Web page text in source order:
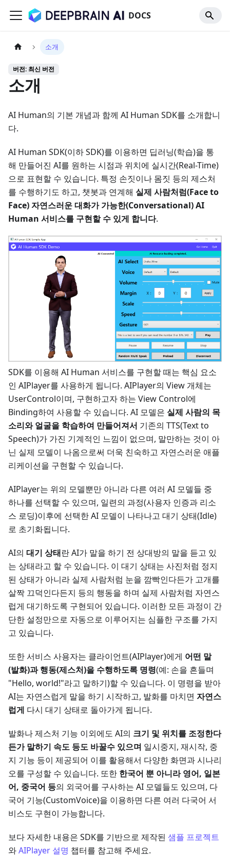
DOCS
소개
버전: 최신 버전
소개
AI Human의 기본 개념과 함께 AI Human SDK를 소개합니
다.
AI Human SDK(이하 SDK)를 이용하면 딥러닝(학습)을 통
해 만들어진 AI를 원하는 시점과 위치에 실시간(Real-Time)
으로 표현할 수 있습니다. 특정 손짓이나 몸짓 등의 제스처
를 수행하기도 하고, 챗봇과 연계해 실제 사람처럼(Face to
Face) 자연스러운 대화가 가능한(Conversational) AI
Human 서비스를 구현할 수 있게 합니다.
SDK를 이용해 AI Human 서비스를 구현할 때는 핵심 요소
인 AIPlayer를 사용하게 됩니다. AIPlayer의 View 개체는
UserControl이며, 구현하고자 하는 View Control에
Binding하여 사용할 수 있습니다. AI 모델은 실제 사람의 목
소리와 얼굴을 학습하여 만들어져서 기존의 TTS(Text to
Speech)가 가진 기계적인 느낌이 없으며, 말만하는 것이 아
닌 실제 모델이 나옴으로써 더욱 친숙하고 자연스러운 애플
리케이션을 구현할 수 있습니다.
AIPlayer는 위의 모델뿐만 아니라 다른 여러 AI 모델들 중
하나를 선택할 수 있으며, 일련의 과정(사용자 인증과 리소
스 로딩)이후에 선택한 AI 모델이 나타나고 대기 상태(Idle)
로 초기화됩니다.
AI의 대기 상태란 AI가 말을 하기 전 상대방의 말을 듣고 있
는 상태라고 할 수 있습니다. 이 대기 상태는 사진처럼 정지
된 상태가 아니라 실제 사람처럼 눈을 깜빡인다든가 고개를
살짝 끄덕인다든지 등의 행동을 하며 실제 사람처럼 자연스
럽게 대기하도록 구현되어 있습니다. 이러한 모든 과정이 간
단한 설정만으로 자동으로 이루어지는 심플한 구조를 가지
고 있습니다.
또한 서비스 사용자는 클라이언트(AIPlayer)에게 어떤 말
(발화)과 행동(제스처)을 수행하도록 명령(예: 손을 흔들며
"Hello, world!"라고 말하기)할 수 있습니다. 이 명령을 받아
AI는 자연스럽게 말을 하기 시작하고, 발화를 마치면 자연스
럽게 다시 대기 상태로 돌아가게 됩니다.
발화나 제스처 기능 이외에도 AI의 크기 및 위치를 조정한다
든가 말하기 속도 등도 바꿀수 있으며 일시중지, 재시작, 중
지 기능 등이 제공되어 이를 활용해서 다양한 화면과 시나리
오를 구성할 수 있습니다. 또한 한국어 뿐 아니라 영어, 일본
어, 중국어 등의 외국어를 구사하는 AI 모델들도 있으며, 다
국어 기능(CustomVoice)을 이용하면 다른 여러 다국어 서
비스도 구현이 가능합니다.
보다 자세한 내용은 SDK를 기반으로 제작된 샘플 프로젝트
와AIPlayer 설명 챕터를 참고해 주세요.